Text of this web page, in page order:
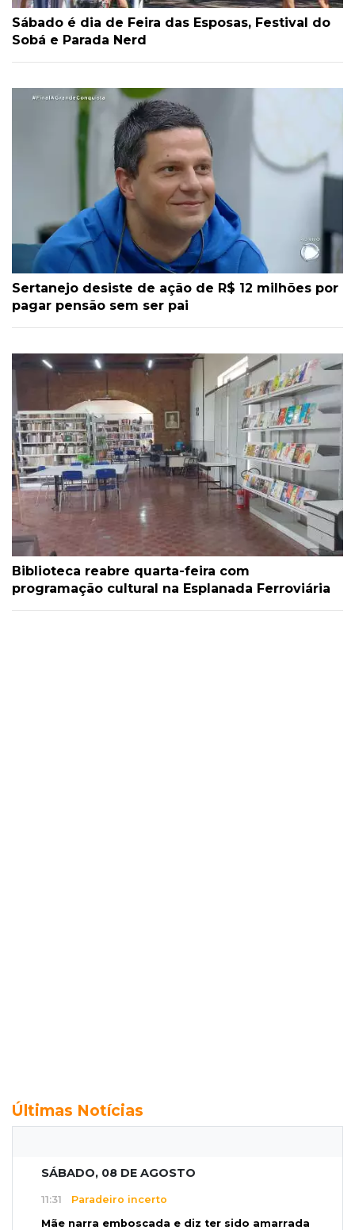
Sábado é dia de Feira das Esposas, Festival do
Sobá e Parada Nerd
Sertanejo desiste de ação de R$ 12 milhões por
pagar pensão sem ser pai
Biblioteca reabre quarta-feira com
programação cultural na Esplanada Ferroviária
Últimas Notícias
SÁBADO, 08 DE AGOSTO
11:31 Paradeiro incerto
Mãe narra emboscada e diz ter sido amarrada